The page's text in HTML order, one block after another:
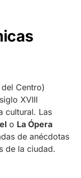
Centro)
XVIII
cultural. Las
o La Ópera
de anécdotas
de la ciudad.